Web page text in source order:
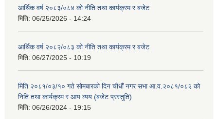
आर्थिक वर्ष २०८३/०८४ को नीति तथा कार्यक्रम र बजेट
मिति: 06/25/2026 - 14:24
आर्थिक वर्ष २०८२/०८३ को नीति तथा कार्यक्रम र बजेट
मिति: 06/27/2025 - 10:19
मिति २०८१/०३/१० गते सोमबारको दिन चौधौं नगर सभा आ.व.२०८१/०८२ को
निति तथा कार्यक्रम र आय व्यय (बजेट प्रस्तुति)
मिति: 06/26/2024 - 19:15